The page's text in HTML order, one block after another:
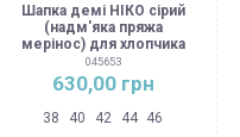
Шапка демі НІКО сірий
(надм'яка пряжа
мерінос) для хлопчика
045653
630,00 грн
38 40 42 44 46